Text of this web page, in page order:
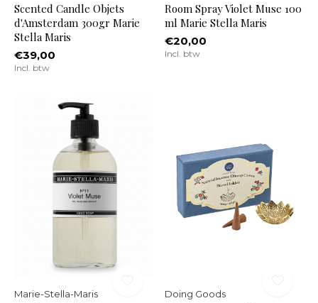
Scented Candle Objets
d'Amsterdam 300gr Marie
Stella Maris
€39,00
Incl. btw
Room Spray Violet Muse 100
ml Marie Stella Maris
€20,00
Incl. btw
Marie-Stella-Maris Doing Goods